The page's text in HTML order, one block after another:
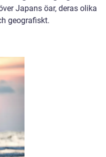
Japans öar, deras olika
geografiskt.